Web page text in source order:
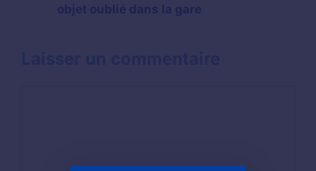
objet oublié dans la gare